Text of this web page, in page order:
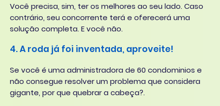
Você precisa, sim, ter os melhores ao seu lado. Caso
contrário, seu concorrente terá e oferecerá uma
solução completa. E você não.
4. A roda já foi inventada, aproveite!
Se você é uma administradora de 60 condominios e
não consegue resolver um problema que considera
gigante, por que quebrar a cabeça?.